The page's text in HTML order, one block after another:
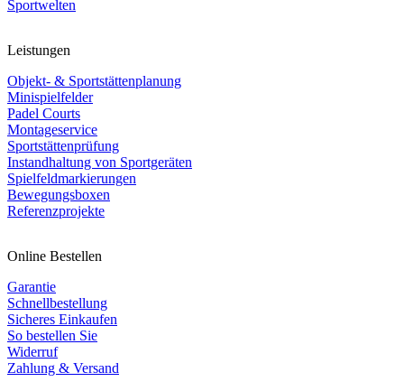
Sportwelten
Leistungen
Objekt- & Sportstättenplanung
Minispielfelder
Padel Courts
Montageservice
Sportstättenprüfung
Instandhaltung von Sportgeräten
Spielfeldmarkierungen
Bewegungsboxen
Referenzprojekte
Online Bestellen
Garantie
Schnellbestellung
Sicheres Einkaufen
So bestellen Sie
Widerruf
Zahlung & Versand